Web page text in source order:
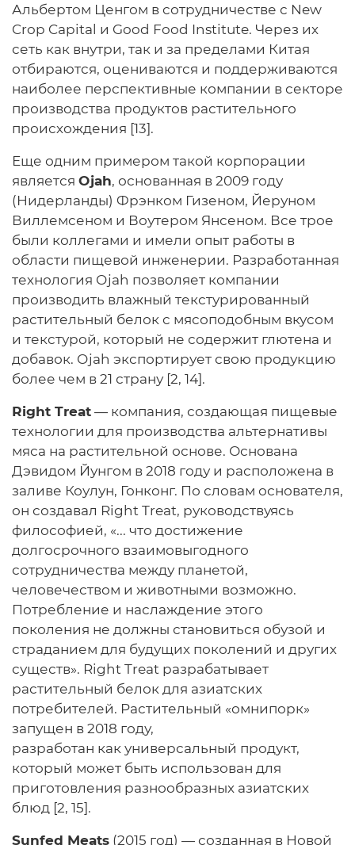
Альбертом Ценгом в сотрудничестве с New
Crop Capital и Good Food Institute. Через их
сеть как внутри, так и за пределами Китая
отбираются, оцениваются и поддерживаются
наиболее перспективные компании в секторе
производства продуктов растительного
происхождения [13].
Еще одним примером такой корпорации
является Ojah, основанная в 2009 году
(Нидерланды) Фрэнком Гизеном, Йеруном
Виллемсеном и Воутером Янсеном. Все трое
были коллегами и имели опыт работы в
области пищевой инженерии. Разработанная
технология Ojah позволяет компании
производить влажный текстурированный
растительный белок с мясоподобным вкусом
и текстурой, который не содержит глютена и
добавок. Ojah экспортирует свою продукцию
более чем в 21 страну [2, 14].
Right Treat — компания, создающая пищевые
технологии для производства альтернативы
мяса на растительной основе. Основана
Дэвидом Йунгом в 2018 году и расположена в
заливе Коулун, Гонконг. По словам основателя,
он создавал Right Treat, руководствуясь
философией, «... что достижение
долгосрочного взаимовыгодного
сотрудничества между планетой,
человечеством и животными возможно.
Потребление и наслаждение этого
поколения не должны становиться обузой и
страданием для будущих поколений и других
существ». Right Treat разрабатывает
растительный белок для азиатских
потребителей. Растительный «омнипорк»
запущен в 2018 году,
разработан как универсальный продукт,
который может быть использован для
приготовления разнообразных азиатских
блюд [2, 15].
Sunfed Meats (2015 год) — созданная в Новой